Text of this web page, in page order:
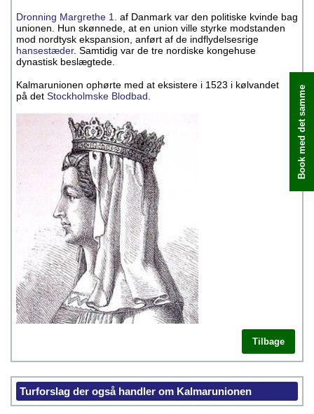
Dronning Margrethe 1
. af Danmark var den politiske kvinde bag
unionen. Hun skønnede, at en union ville styrke modstanden
mod nordtysk ekspansion, anført af de indflydelsesrige
hansestæder. Samtidig var de tre nordiske kongehuse
dynastisk beslægtede.
Kalmarunionen ophørte med at eksistere i 1523 i kølvandet
på det Stockholmske Blodbad
Tilbage
Turforslag der også handler om Kalmarunionen
Book med det samme